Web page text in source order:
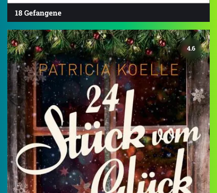
18 Gefangene
4.6